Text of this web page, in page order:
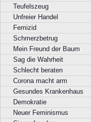
Teufelszeug
Unfreier Handel
Femizid
Schmerzbetrug
Mein Freund der Baum
Sag die Wahrheit
Schlecht beraten
Corona macht arm
Gesundes Krankenhaus
Demokratie
Neuer Feminismus